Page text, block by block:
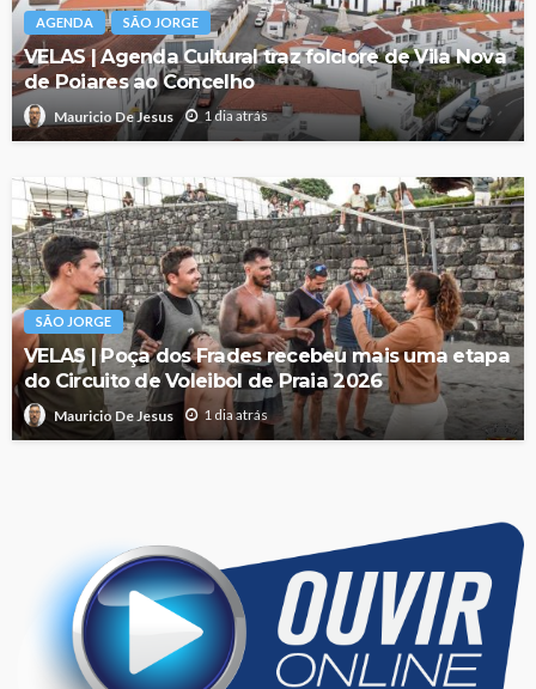
AGENDA SÃO JORGE
VELAS | Agenda Cultural traz folclore de Vila Nova
de Poiares ao Concelho
Mauricio De Jesus 1 dia atrás
SÃO JORGE
VELAS | Poça dos Frades recebeu mais uma etapa
do Circuito de Voleibol de Praia 2026
Mauricio De Jesus 1 dia atrás